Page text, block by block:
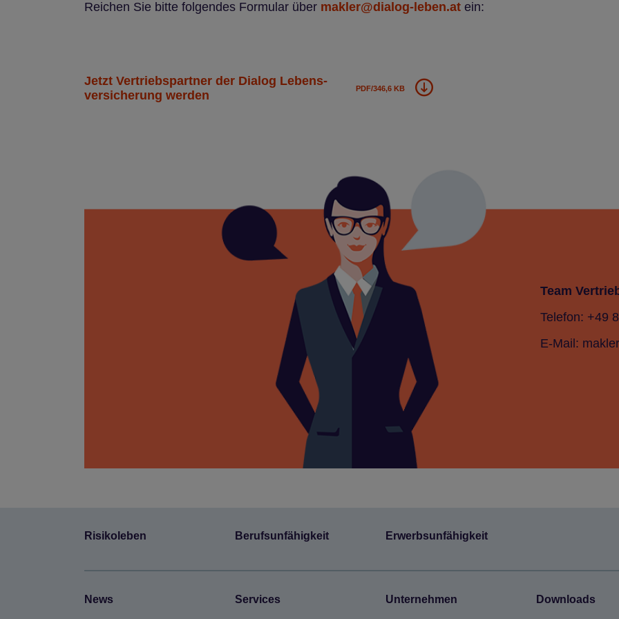
Reichen Sie bitte folgendes Formular über makler@dialog-leben.at ein:
Jetzt Ver­trieb­s­part­ner der Dia­log Lebens­
ver­si­che­rung wer­den
PDF/346,6 KB
Team
Telefon: +49
E-Mail:
Risi­ko­le­ben Berufs­un­fä­hig­keit Erwerbs­un­fä­hig­keit
News Ser­vices Unter­neh­men Dow­n­loads